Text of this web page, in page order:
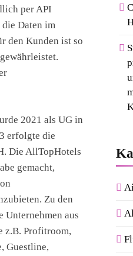
per API
Daten im
den Kunden ist so
2021 als UG in
erfolgte die
Die AllTopHotels
gemacht,
Zu den
Unternehmen aus
z.B. Profitroom,
Guestline,